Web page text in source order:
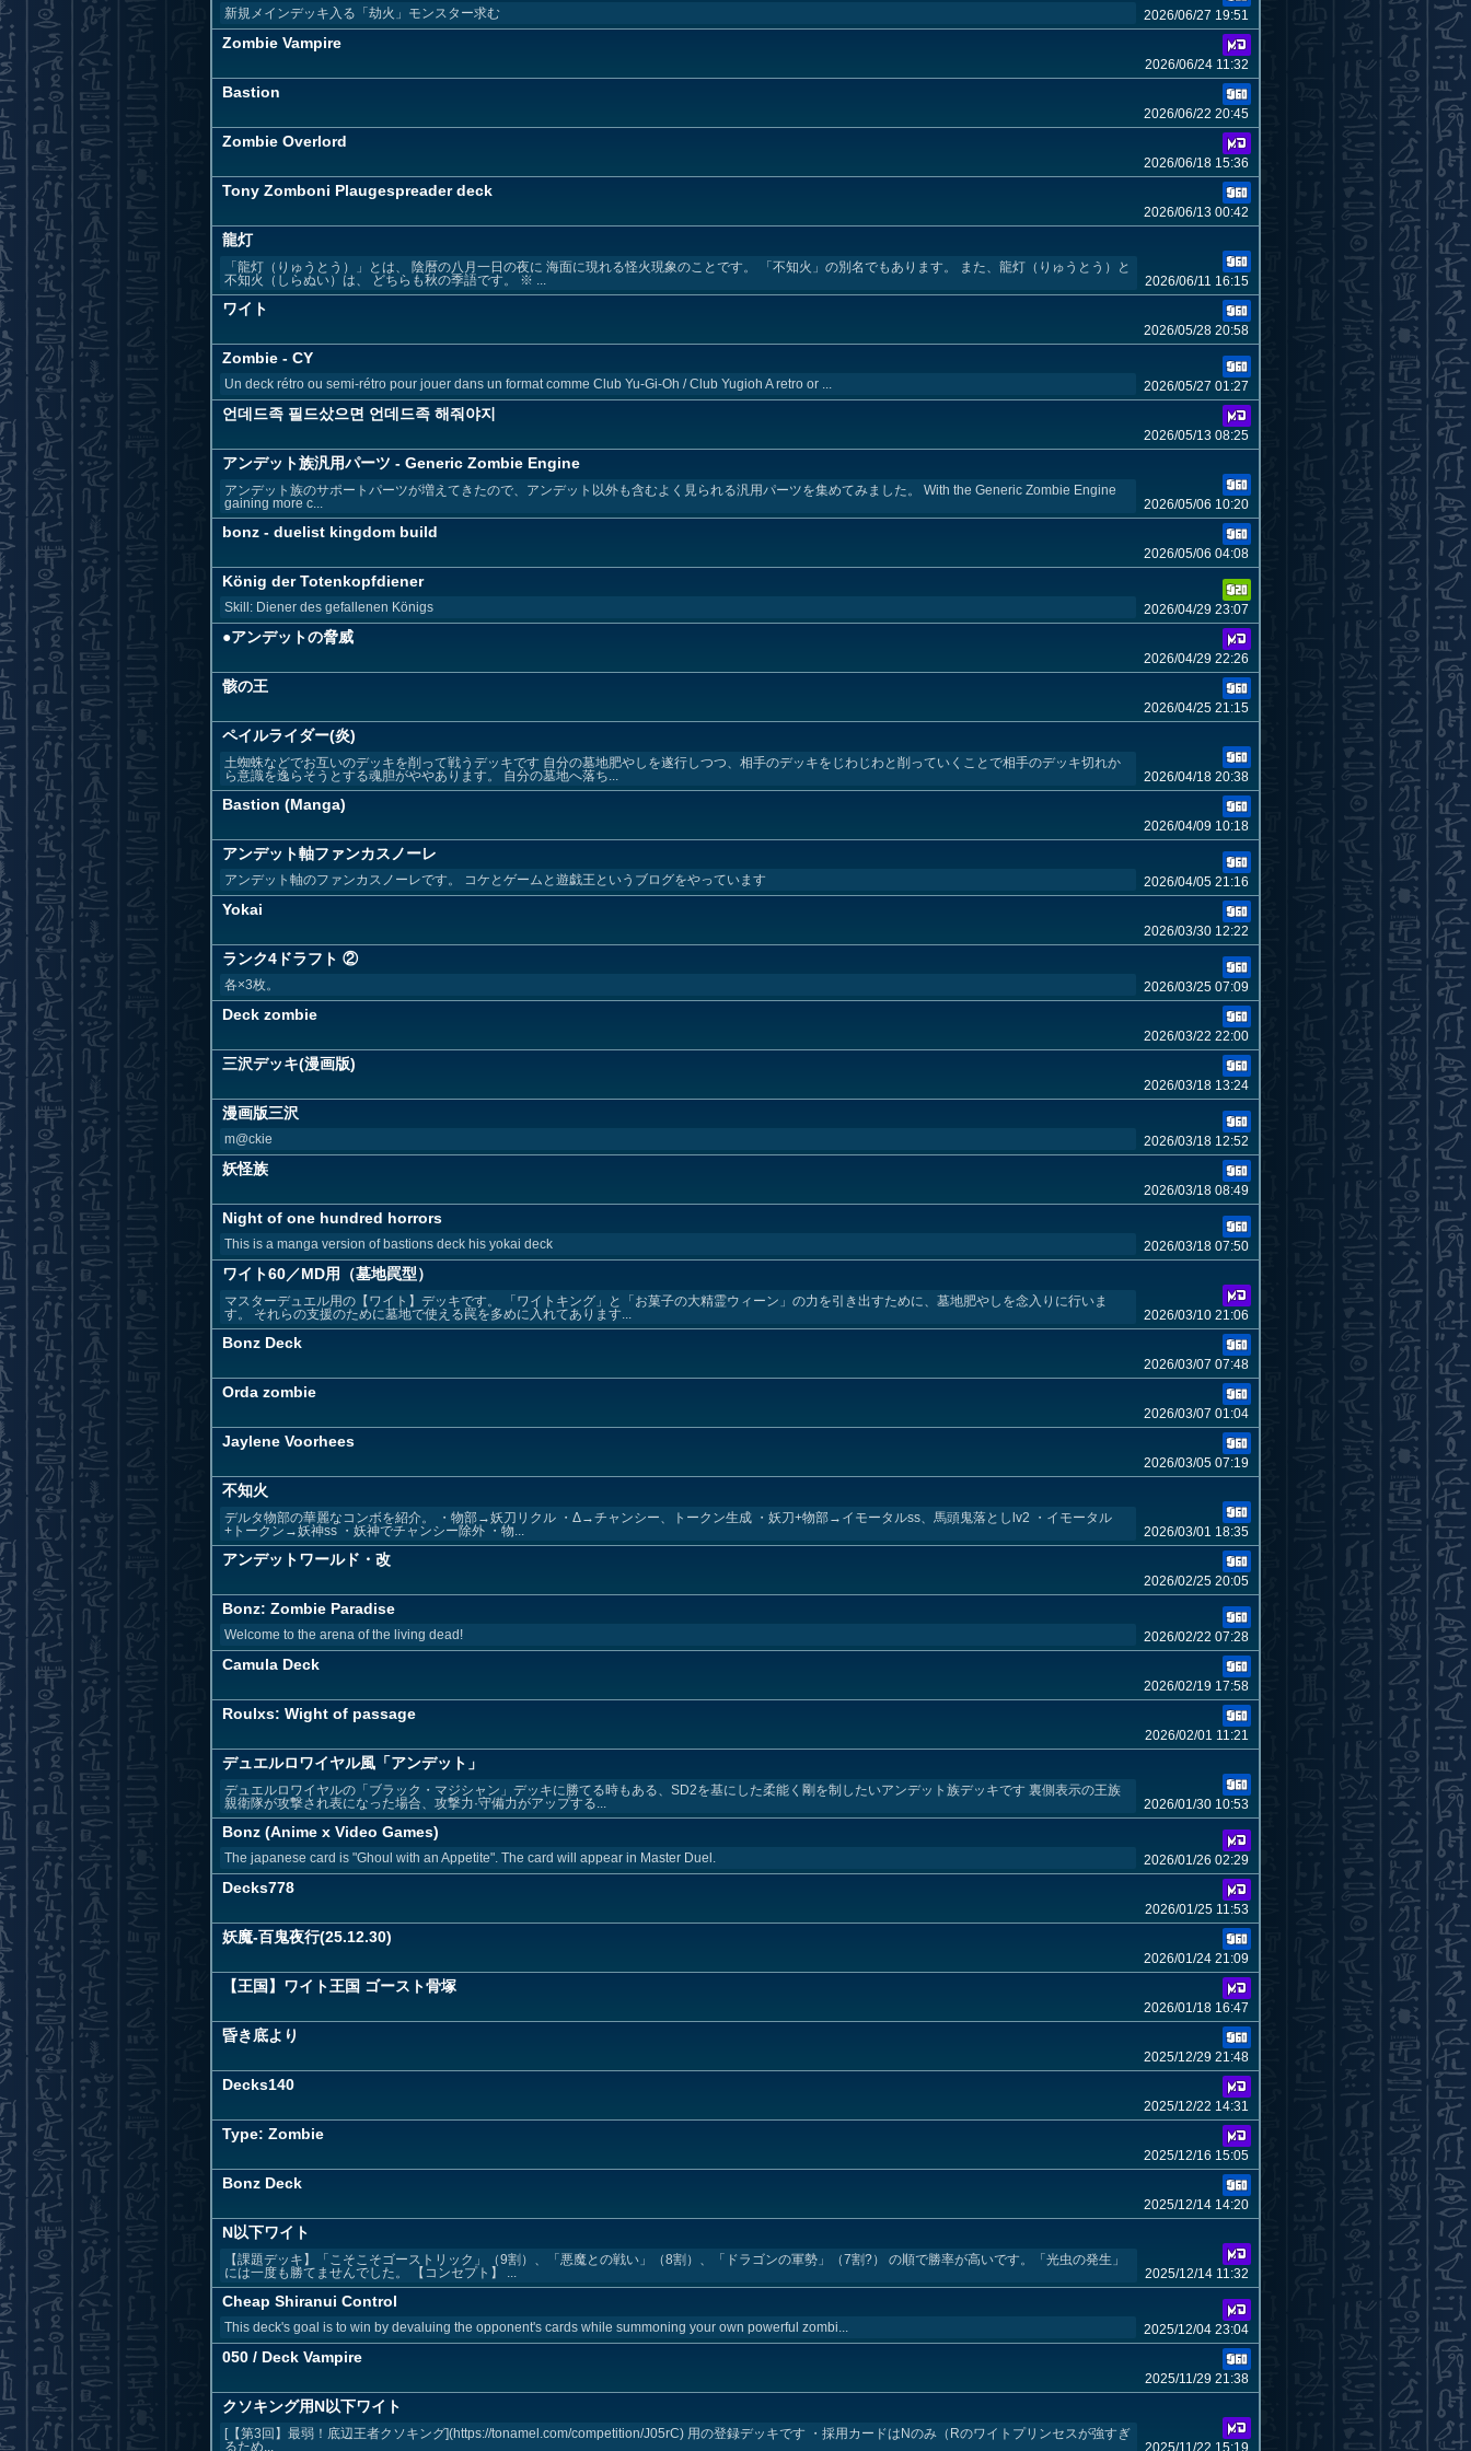
新規メインデッキ入る「劫火」モンスター求む 2026/06/27 19:51
Zombie Vampire
2026/06/24 11:32
Bastion
2026/06/22 20:45
Zombie Overlord
2026/06/18 15:36
Tony Zomboni Plaugespreader deck
2026/06/13 00:42
龍灯
「龍灯（りゅうとう）」とは、 陰暦の八月一日の夜に 海面に現れる怪火現象のことです。 「不知火」の別名でもあります。 また、龍灯（りゅうとう）と
不知火（しらぬい）は、 どちらも秋の季語です。 ※ ...
2026/06/11 16:15
ワイト
2026/05/28 20:58
Zombie - CY
Un deck rétro ou semi-rétro pour jouer dans un format comme Club Yu-Gi-Oh / Club Yugioh A retro or ... 2026/05/27 01:27
언데드족 필드샀으면 언데드족 해줘야지
2026/05/13 08:25
アンデット族汎用パーツ - Generic Zombie Engine
アンデット族のサポートパーツが増えてきたので、アンデット以外も含むよく見られる汎用パーツを集めてみました。 With the Generic Zombie Engine
gaining more c...
2026/05/06 10:20
bonz - duelist kingdom build
2026/05/06 04:08
König der Totenkopfdiener
Skill: Diener des gefallenen Königs 2026/04/29 23:07
●アンデットの脅威
2026/04/29 22:26
骸の王
2026/04/25 21:15
ペイルライダー(炎)
土蜘蛛などでお互いのデッキを削って戦うデッキです 自分の墓地肥やしを遂行しつつ、相手のデッキをじわじわと削っていくことで相手のデッキ切れか
ら意識を逸らそうとする魂胆がややあります。 自分の墓地へ落ち...
2026/04/18 20:38
Bastion (Manga)
2026/04/09 10:18
アンデット軸ファンカスノーレ
アンデット軸のファンカスノーレです。 コケとゲームと遊戯王というブログをやっています 2026/04/05 21:16
Yokai
2026/03/30 12:22
ランク4ドラフト ②
各×3枚。 2026/03/25 07:09
Deck zombie
2026/03/22 22:00
三沢デッキ(漫画版)
2026/03/18 13:24
漫画版三沢
m@ckie 2026/03/18 12:52
妖怪族
2026/03/18 08:49
Night of one hundred horrors
This is a manga version of bastions deck his yokai deck 2026/03/18 07:50
ワイト60／MD用（墓地罠型）
マスターデュエル用の【ワイト】デッキです。 「ワイトキング」と「お菓子の大精霊ウィーン」の力を引き出すために、墓地肥やしを念入りに行いま
す。 それらの支援のために墓地で使える罠を多めに入れてあります...
2026/03/10 21:06
Bonz Deck
2026/03/07 07:48
Orda zombie
2026/03/07 01:04
Jaylene Voorhees
2026/03/05 07:19
不知火
デルタ物部の華麗なコンボを紹介。 ・物部→妖刀リクル ・Δ→チャンシー、トークン生成 ・妖刀+物部→イモータルss、馬頭鬼落としlv2 ・イモータル
+トークン→妖神ss ・妖神でチャンシー除外 ・物...
2026/03/01 18:35
アンデットワールド・改
2026/02/25 20:05
Bonz: Zombie Paradise
Welcome to the arena of the living dead! 2026/02/22 07:28
Camula Deck
2026/02/19 17:58
Roulxs: Wight of passage
2026/02/01 11:21
デュエルロワイヤル風「アンデット」
デュエルロワイヤルの「ブラック・マジシャン」デッキに勝てる時もある、SD2を基にした柔能く剛を制したいアンデット族デッキです 裏側表示の王族
親衛隊が攻撃され表になった場合、攻撃力·守備力がアップする...
2026/01/30 10:53
Bonz (Anime x Video Games)
The japanese card is "Ghoul with an Appetite". The card will appear in Master Duel. 2026/01/26 02:29
Decks778
2026/01/25 11:53
妖魔-百鬼夜行(25.12.30)
2026/01/24 21:09
【王国】ワイト王国 ゴースト骨塚
2026/01/18 16:47
昏き底より
2025/12/29 21:48
Decks140
2025/12/22 14:31
Type: Zombie
2025/12/16 15:05
Bonz Deck
2025/12/14 14:20
N以下ワイト
【課題デッキ】「こそこそゴーストリック」（9割）、「悪魔との戦い」（8割）、「ドラゴンの軍勢」（7割?） の順で勝率が高いです。「光虫の発生」
には一度も勝てませんでした。 【コンセプト】 ...
2025/12/14 11:32
Cheap Shiranui Control
This deck's goal is to win by devaluing the opponent's cards while summoning your own powerful zombi... 2025/12/04 23:04
050 / Deck Vampire
2025/11/29 21:38
クソキング用N以下ワイト
[【第3回】最弱！底辺王者クソキング](https://tonamel.com/competition/J05rC) 用の登録デッキです ・採用カードはNのみ（Rのワイトプリンセスが強すぎ
るため...
2025/11/22 15:19